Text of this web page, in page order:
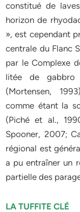
constitué de
horizon de
», est cependant
centrale du Flanc
par le Complexe
litée de gabbro
(Mortensen,
comme étant la
(Piché et al.,
Spooner, 2007;
régional est
a pu entraîner un
partielle des
LA TUFFITE CLÉ